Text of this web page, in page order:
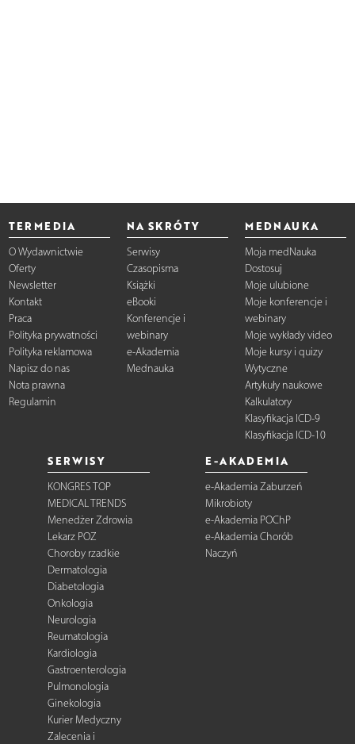
TERMEDIA
O Wydawnictwie
Oferty
Newsletter
Kontakt
Praca
Polityka prywatności
Polityka reklamowa
Napisz do nas
Nota prawna
Regulamin
NA SKRÓTY
Serwisy
Czasopisma
Książki
eBooki
Konferencje i
webinary
e-Akademia
Mednauka
MEDNAUKA
Moja medNauka
Dostosuj
Moje ulubione
Moje konferencje i
webinary
Moje wykłady video
Moje kursy i quizy
Wytyczne
Artykuły naukowe
Kalkulatory
Klasyfikacja ICD-9
Klasyfikacja ICD-10
SERWISY
KONGRES TOP
MEDICAL TRENDS
Menedżer Zdrowia
Lekarz POZ
Choroby rzadkie
Dermatologia
Diabetologia
Onkologia
Neurologia
Reumatologia
Kardiologia
Gastroenterologia
Pulmonologia
Ginekologia
Kurier Medyczny
Zalecenia i
E-AKADEMIA
e-Akademia Zaburzeń
Mikrobioty
e-Akademia POChP
e-Akademia Chorób
Naczyń